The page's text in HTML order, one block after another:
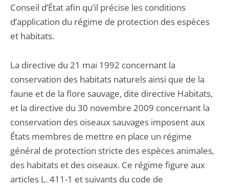
Conseil d’État afin qu’il précise les conditions
d’application du régime de protection des espèces
et habitats.
La directive du 21 mai 1992 concernant la
conservation des habitats naturels ainsi que de la
faune et de la flore sauvage, dite directive Habitats,
et la directive du 30 novembre 2009 concernant la
conservation des oiseaux sauvages imposent aux
États membres de mettre en place un régime
général de protection stricte des espèces animales,
des habitats et des oiseaux. Ce régime figure aux
articles L. 411-1 et suivants du code de